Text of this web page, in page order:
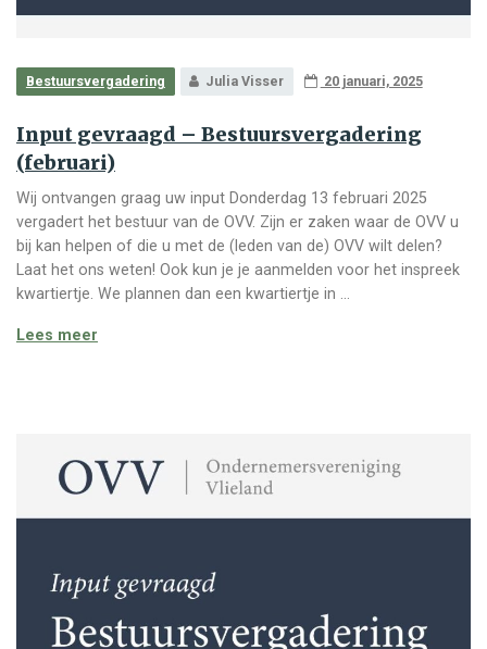
Bestuursvergadering Julia Visser 20 januari, 2025
Input gevraagd – Bestuursvergadering
(februari)
Wij ontvangen graag uw input Donderdag 13 februari 2025
vergadert het bestuur van de OVV. Zijn er zaken waar de OVV u
bij kan helpen of die u met de (leden van de) OVV wilt delen?
Laat het ons weten! Ook kun je je aanmelden voor het inspreek
kwartiertje. We plannen dan een kwartiertje in …
Lees meer